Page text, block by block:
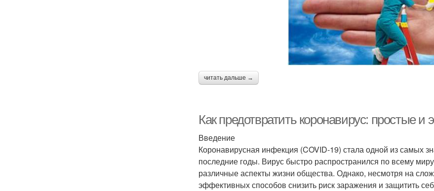
читать дальше →
Как предотвратить коронавирус: простые
Введение
Коронавирусная инфекция (COVID-19) стала одной из самых
последние годы. Вирус быстро распространился по всему
различные аспекты жизни общества. Однако, несмотря на
эффективных способов снизить риск заражения и защитить